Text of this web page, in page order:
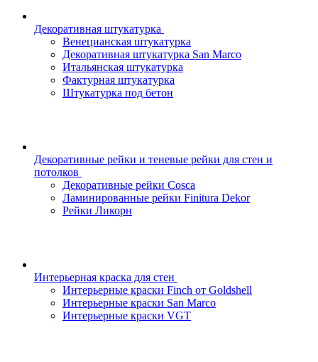
Декоративная штукатурка
Венецианская штукатурка
Декоративная штукатурка San Marco
Итальянская штукатурка
Фактурная штукатурка
Штукатурка под бетон
Декоративные рейки и теневые рейки для стен и
потолков
Декоративные рейки Cosca
Ламинированные рейки Finitura Dekor
Рейки Ликорн
Интерьерная краска для стен
Интерьерные краски Finch от Goldshell
Интерьерные краски San Marco
Интерьерные краски VGT